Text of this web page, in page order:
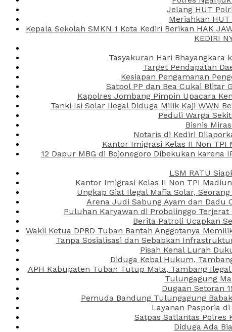
Jelang HUT
Meriahkan
Kepala Sekolah SMKN 1 Kota Kediri Berikan HAK
KEDIRI
Tasyakuran Hari Bhayangkara
Target Pendapatan
Kesiapan Pengamanan
Satpol PP dan Bea Cukai Blitar
Kapolres Jombang Pimpin Upacara
Tanki Isi Solar Ilegal Diduga Milik Kaji WWN
Peduli Warga
Bisnis
Notaris di Kediri
Kantor Imigrasi Kelas II Non TPI
12 Dapur MBG di Bojonegoro Dibekukan karena
LSM RATU
Kantor Imigrasi Kelas II Non TPI
Ungkap Giat Ilegal Mafia Solar,
Arena Judi Sabung Ayam dan Dadu
Puluhan Karyawan di Probolinggo
Berita Patroli Ucapkan
Wakil Ketua DPRD Tuban Bantah Anggotanya
Tanpa Sosialisasi dan Sebabkan
Pisah Kenal Lurah
Diduga Kebal Hukum,
APH Kabupaten Tuban Tutup Mata, Tambang
Tulungagung
Dugaan Setoran
Pemuda Bandung Tulungagung
Layanan Pasporia
Satpas Satlantas Polres
Diduga Ada